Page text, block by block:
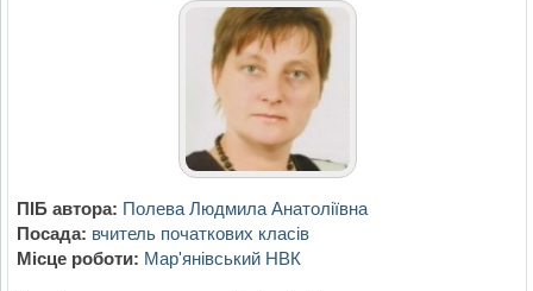
ПІБ автора: Полева Людмила Анатоліївна
Посада: вчитель початкових класів
Місце роботи: Мар'янівський НВК